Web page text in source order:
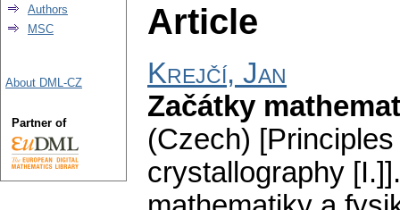
Article
Krejčí, Jan
Začátky
(Czech)
crystallography [I.]].
Authors
MSC
About DML-CZ
Partner of